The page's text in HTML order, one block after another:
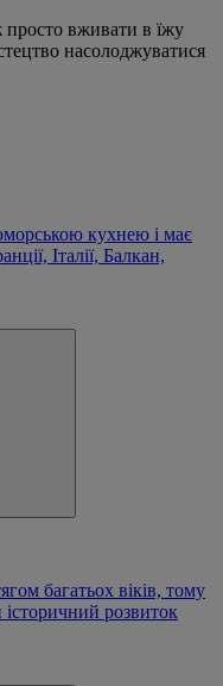
просто вживати в їжу
насолоджуватися
кухнею і має
Італії, Балкан,
багатьох віків, тому
історичний розвиток